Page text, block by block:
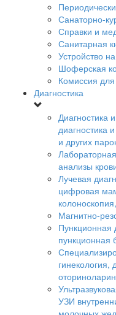
Санаторно-
Справки и
Санитарная
Устройство
Шоферская
Комиссия
Диагностика
Диагностика
диагностика
и других
анализы
Лучевая
цифровая
Магнитно-
Пункционная
пункционная
гинекология,
УЗИ